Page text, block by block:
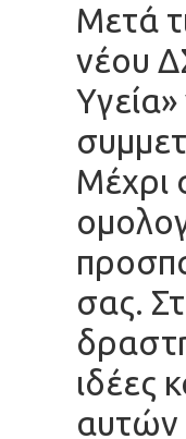
Μετά
νέου
Μέχρι
σας.
ιδέες
αυτών